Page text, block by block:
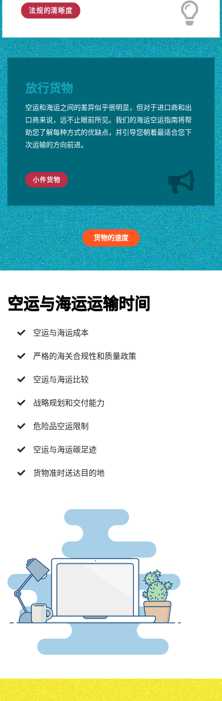
法规的清晰度
放行货物
空运和海运之间的差异似乎很明显，但对于进口商和出
口商来说，远不止眼前所见。我们的海运空运指南将帮
助您了解每种方式的优缺点，并引导您朝着最适合您下
次运输的方向前进。
小件货物
货物的速度
空运与海运运输时间
空运与海运成本
严格的海关合规性和质量政策
空运与海运比较
战略规划和交付能力
危险品空运限制
空运与海运碳足迹
货物准时送达目的地